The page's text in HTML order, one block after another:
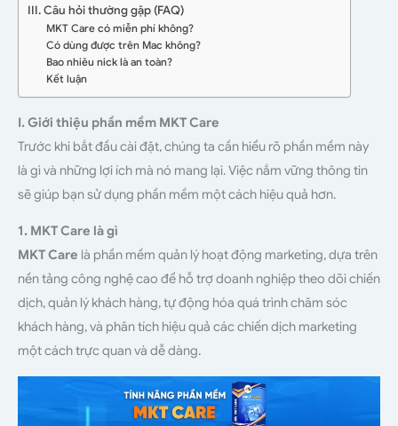
III. Câu hỏi thường gặp (FAQ)
MKT Care có miễn phí không?
Có dùng được trên Mac không?
Bao nhiêu nick là an toàn?
Kết luận
I. Giới thiệu phần mềm MKT Care
Trước khi bắt đầu cài đặt, chúng ta cần hiểu rõ phần mềm này
là gì và những lợi ích mà nó mang lại. Việc nắm vững thông tin
sẽ giúp bạn sử dụng phần mềm một cách hiệu quả hơn.
1. MKT Care là gì
MKT Care là phần mềm quản lý hoạt động marketing, dựa trên
nền tảng công nghệ cao để hỗ trợ doanh nghiệp theo dõi chiến
dịch, quản lý khách hàng, tự động hóa quá trình chăm sóc
khách hàng, và phân tích hiệu quả các chiến dịch marketing
một cách trực quan và dễ dàng.